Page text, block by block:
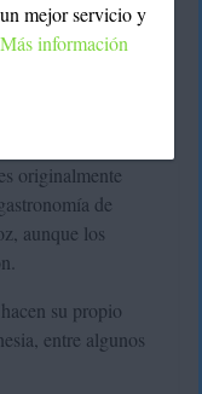
frito con
originalmente
de
aunque los
su propio
entre algunos
mejor servicio y
Más información